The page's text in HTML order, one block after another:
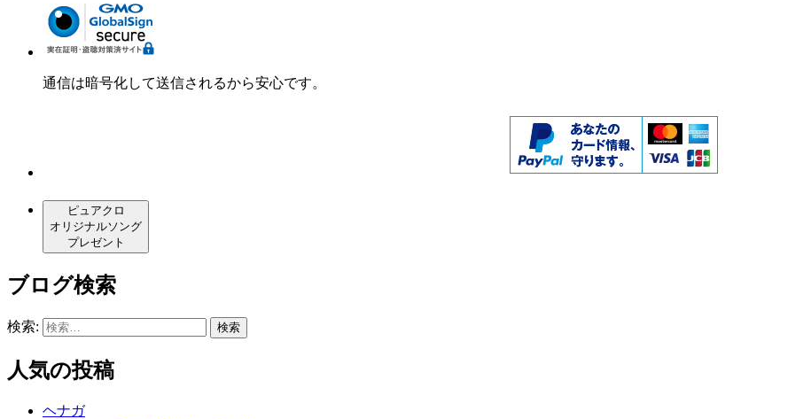
通信は暗号化して送信されるから安心です。
ピュアクロ
オリジナルソング
プレゼント
ブログ検索
検索:
人気の投稿
ヘナガ